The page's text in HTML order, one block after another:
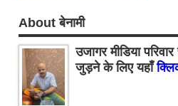
About बेनामी
उजागर मीडिया
जुड़ने के लिए यहाँ